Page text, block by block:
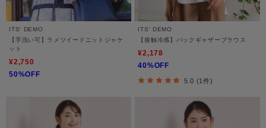
ITS' DEMO
【手洗い可】ラメツイードニットジャケ
ット
¥2,750
50%OFF
ITS' DEMO
【接触冷感】バックギャザーブラウス
¥2,178
40%OFF
5.0 (1件)